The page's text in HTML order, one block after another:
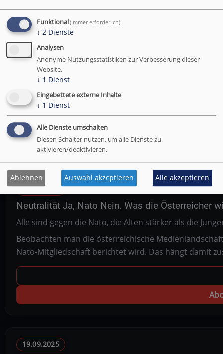
15.10.2025
Die Linke und der Islam vergreifen sich an der
Frauen verschwinden aus der Öffentlichkeit. 80 %
gehen. Immer mehr junge Frauen verbringen ihre
11.10.2025
Neutralität Ja, Nato Nein. Was die Österreicher
Alle sind gegen die Nato, die Alten stärker als die
Beobachten man die österreichische
Nato-Mitgliedschaft berichtet wird. Das hängt damit
19.09.2025
Funktional(immer erforderlich)
↓ 2 Dienste
Analysen
Anonyme Nutzungsstatistiken zur Verbesserung dieser
Website.
↓ 1 Dienst
Eingebettete externe Inhalte
↓ 1 Dienst
Alle Dienste umschalten
Diesen Schalter nutzen, um alle Dienste zu
aktivieren/deaktivieren.
Ablehnen Auswahl akzeptieren Alle akzeptieren